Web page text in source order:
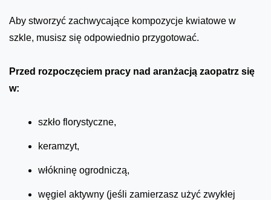
Aby stworzyć zachwycające kompozycje kwiatowe w
szkle, musisz się odpowiednio przygotować.
Przed rozpoczęciem pracy nad aranżacją zaopatrz się
w:
szkło florystyczne,
keramzyt,
włókninę ogrodniczą,
węgiel aktywny (jeśli zamierzasz użyć zwykłej